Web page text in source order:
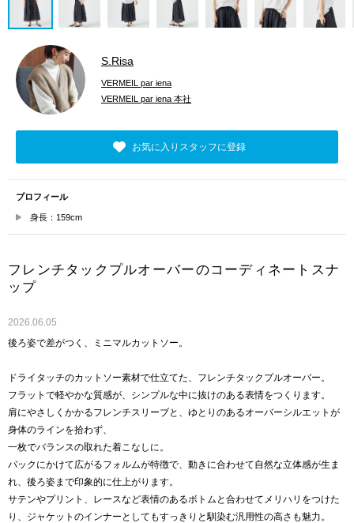
S.Risa
VERMEIL par iena
VERMEIL par iena 本社
お気に入りスタッフに登録
プロフィール
身長：159cm
フレンチタックプルオーバーのコーディネートスナ
ップ
2026.06.05
後ろ姿で差がつく、ミニマルカットソー。
ドライタッチのカットソー素材で仕立てた、フレンチタックプルオーバー。
フラットで軽やかな質感が、シンプルな中に抜けのある表情をつくります。
肩にやさしくかかるフレンチスリーブと、ゆとりのあるオーバーシルエットが
身体のラインを拾わず、
一枚でバランスの取れた着こなしに。
バックにかけて広がるフォルムが特徴で、動きに合わせて自然な立体感が生ま
れ、後ろ姿まで印象的に仕上がります。
サテンやプリント、レースなど表情のあるボトムと合わせてメリハリをつけた
り、ジャケットのインナーとしてもすっきりと馴染む汎用性の高さも魅力。